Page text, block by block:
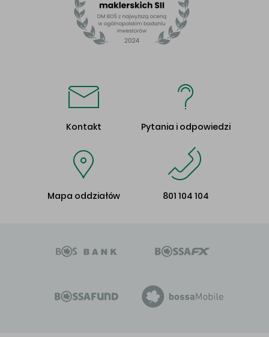
Kontakt Pytania i odpowiedzi
Mapa oddziałów 801 104 104